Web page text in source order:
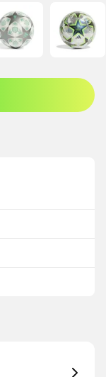
a tagként való